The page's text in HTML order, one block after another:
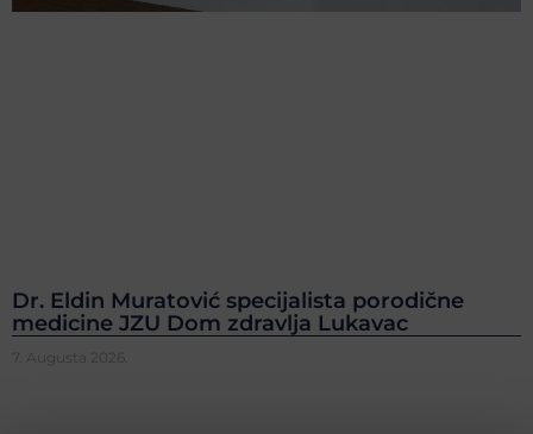
Dr. Eldin Muratović specijalista porodične
medicine JZU Dom zdravlja Lukavac
7. Augusta 2026.